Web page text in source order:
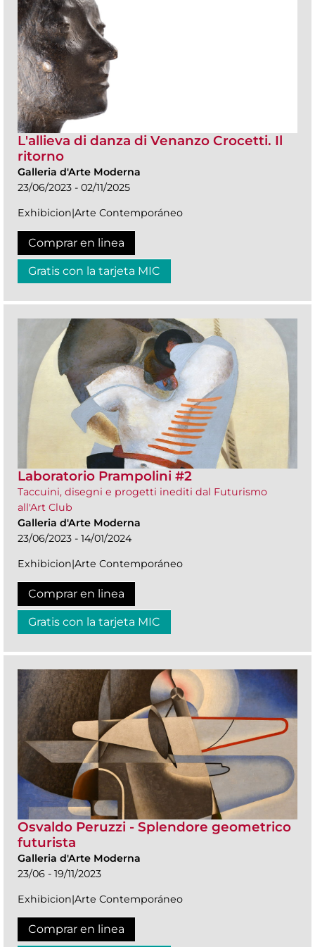
L'allieva di danza di Venanzo Crocetti. Il
ritorno
Galleria d'Arte Moderna
23/06/2023 - 02/11/2025
Exhibicion|Arte Contemporáneo
Comprar en linea
Gratis con la tarjeta MIC
Laboratorio Prampolini #2
Taccuini, disegni e progetti inediti dal Futurismo
all'Art Club
Galleria d'Arte Moderna
23/06/2023 - 14/01/2024
Exhibicion|Arte Contemporáneo
Comprar en linea
Gratis con la tarjeta MIC
Osvaldo Peruzzi - Splendore geometrico
futurista
Galleria d'Arte Moderna
23/06 - 19/11/2023
Exhibicion|Arte Contemporáneo
Comprar en linea